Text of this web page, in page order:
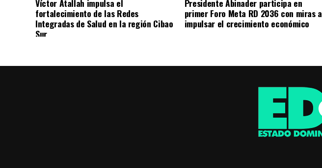
Víctor Atallah impulsa el
fortalecimiento de las Redes
Integradas de Salud en la región Cibao
Sur
Presidente Abinader participa en
primer Foro Meta RD 2036 con miras a
impulsar el crecimiento económico